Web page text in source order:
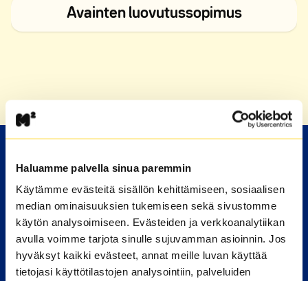
Haluamme palvella sinua paremmin
Käytämme evästeitä sisällön kehittämiseen, sosiaalisen
median ominaisuuksien tukemiseen sekä sivustomme
käytön analysoimiseen. Evästeiden ja verkkoanalytiikan
avulla voimme tarjota sinulle sujuvamman asioinnin. Jos
hyväksyt kaikki evästeet, annat meille luvan käyttää
tietojasi käyttötilastojen analysointiin, palveluiden
Avainten luovutussopimusAvautuu
Valitse kaupunki
Kuka voi hakea